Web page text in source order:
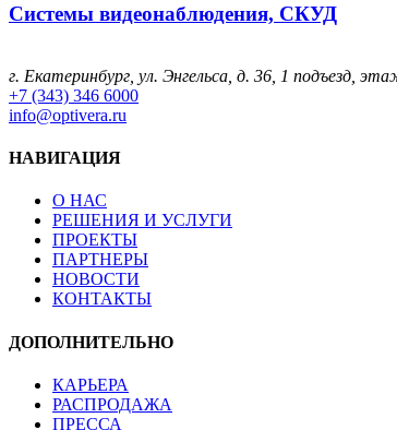
Системы видеонаблюдения, СКУД
г. Екатеринбург, ул. Энгельса, д. 36, 1 подъезд,
+7 (343) 346 6000
info@optivera.ru
НАВИГАЦИЯ
О НАС
РЕШЕНИЯ И УСЛУГИ
ПРОЕКТЫ
ПАРТНЕРЫ
НОВОСТИ
КОНТАКТЫ
ДОПОЛНИТЕЛЬНО
КАРЬЕРА
РАСПРОДАЖА
ПРЕССА